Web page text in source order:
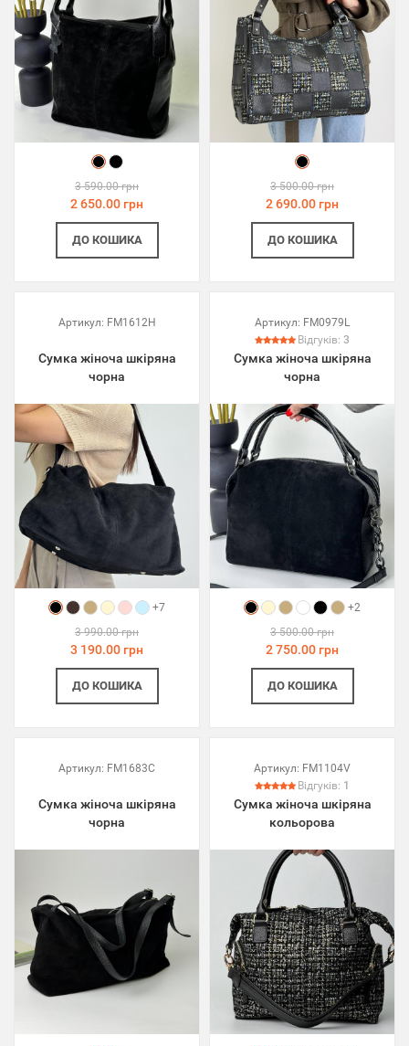
3 590.00 грн
2 650.00 грн
ДО КОШИКА
3 500.00 грн
2 690.00 грн
ДО КОШИКА
Артикул: FM1612H
Сумка жіноча шкіряна
чорна
+7
3 990.00 грн
3 190.00 грн
ДО КОШИКА
Артикул: FM0979L
Відгуків: 3
Сумка жіноча шкіряна
чорна
+2
3 500.00 грн
2 750.00 грн
ДО КОШИКА
Артикул: FM1683C
Сумка жіноча шкіряна
чорна
Артикул: FM1104V
Відгуків: 1
Сумка жіноча шкіряна
кольорова